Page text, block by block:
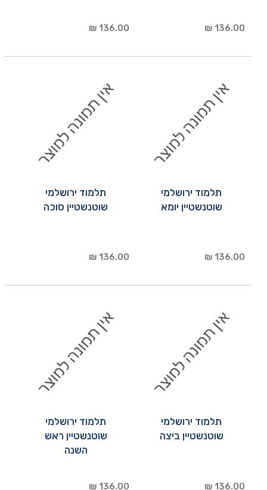
136.00 ₪
136.00 ₪
תלמוד ירושלמי
שוטנשטיין יומא
136.00 ₪
תלמוד ירושלמי
שוטנשטיין סוכה
136.00 ₪
תלמוד ירושלמי
שוטנשטיין ביצה
136.00 ₪
תלמוד ירושלמי
שוטנשטיין ראש
השנה
136.00 ₪